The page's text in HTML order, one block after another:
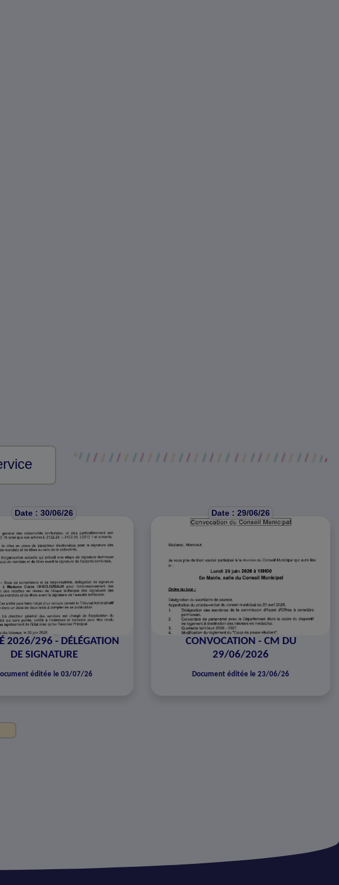
Date : 30/06/26
2026/296 - DÉLÉGATION
DE SIGNATURE
éditée le 03/07/26
Date : 29/06/26
CONVOCATION - CM DU
29/06/2026
Document éditée le 23/06/26